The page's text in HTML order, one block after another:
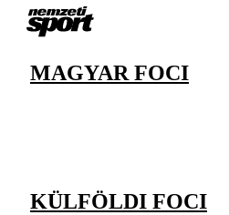
MAGYAR FOCI
KÜLFÖLDI FOCI